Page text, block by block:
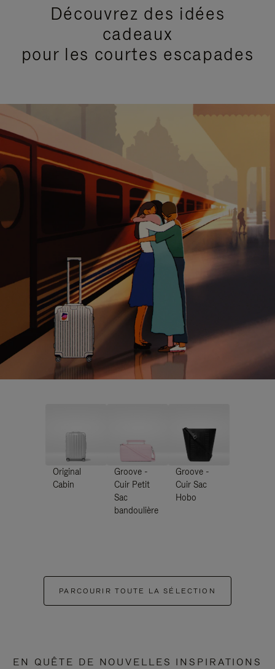
Découvrez des idées
cadeaux
pour les courtes escapades
Original
Cabin
Groove -
Cuir Petit
Sac
bandoulière
Groove -
Cuir Sac
Hobo
PARCOURIR TOUTE LA SÉLECTION
EN QUÊTE DE NOUVELLES INSPIRATIONS